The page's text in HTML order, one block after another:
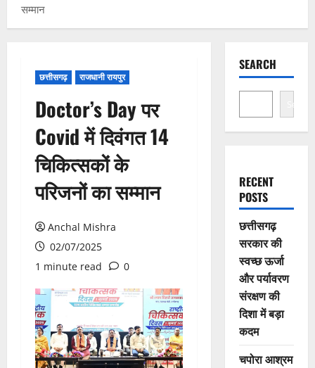
सम्मान
छत्तीसगढ़ राजधानी रायपुर
Doctor’s Day पर
Covid में दिवंगत 14
चिकित्सकों के
परिजनों का सम्मान
Anchal Mishra
02/07/2025
1 minute read
0
SEARCH
Search
RECENT
POSTS
छत्तीसगढ़
सरकार की
स्वच्छ ऊर्जा
और पर्यावरण
संरक्षण की
दिशा में बड़ा
कदम
चपोरा आश्रम